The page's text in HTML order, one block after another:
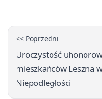
<< Poprzedni
Uroczystość
mieszkańców Leszna
Niepodległości